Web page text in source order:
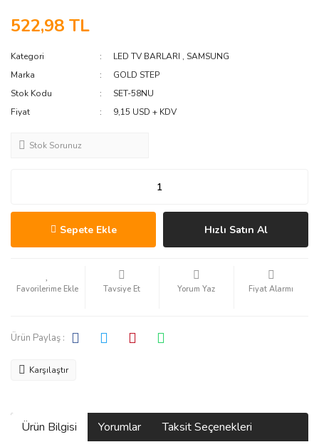
522,98 TL
Kategori LED TV BARLARI ,SAMSUNG
Marka
GOLD STEP
Stok Kodu
SET-58NU
Fiyat
9,15 USD + KDV
Stok Sorunuz
Sepete Ekle Hızlı Satın Al
Tavsiye Et Yorum Yaz Fiyat Alarmı
Ürün Paylaş :
Karşılaştır
Ürün Bilgisi Yorumlar Taksit Seçenekleri